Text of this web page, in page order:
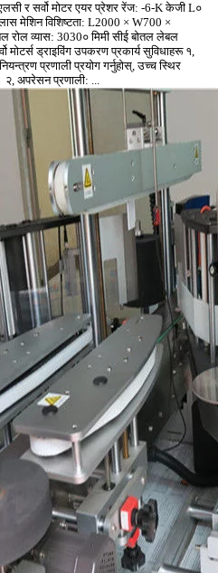
र सर्वो मोटर एयर प्रेशर रेंज: -6-K केजी L०
मेशिन विशिष्टता: L2000 × W700 ×
व्यास: 3030० मिमी सीई बोतल लेबल
मोटर्स ड्राइविंग उपकरण प्रकार्य सुविधाहरू १,
प्रणाली प्रयोग गर्नुहोस्, उच्च स्थिर
अपरेसन प्रणाली: ...